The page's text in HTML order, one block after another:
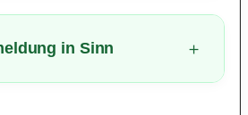
in Sinn